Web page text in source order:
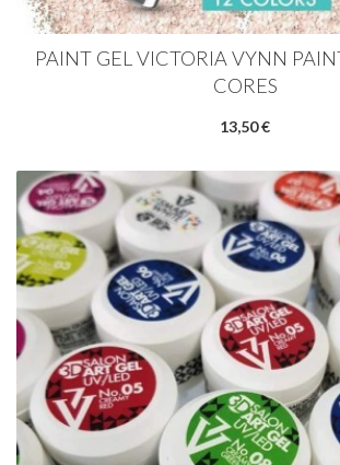
PAINT GEL VICTORIA VYNN
CORES
13,50 €